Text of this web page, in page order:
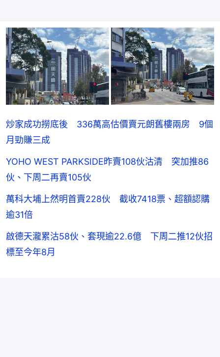
炒家成功撈底後 336萬高估價賣元朗舊樓兩房 9個
月勁賺三成
YOHO WEST PARKSIDE昨賣108伙沽清 突加推86
伙、下周二再賣105伙
萬科大埔上然明首賣228伙 截收7418票、超額認購
逾31倍
啟德天瀧累沽58伙、套現逾22.6億 下周二推12伙招
標至今年8月